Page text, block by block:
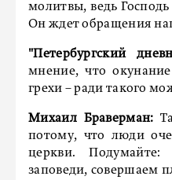
молитвы, ведь
Он ждет обращения
"Петербургский
мнение, что
грехи – ради такого
Михаил Браверман:
потому, что люди
церкви.
заповеди, совершаем